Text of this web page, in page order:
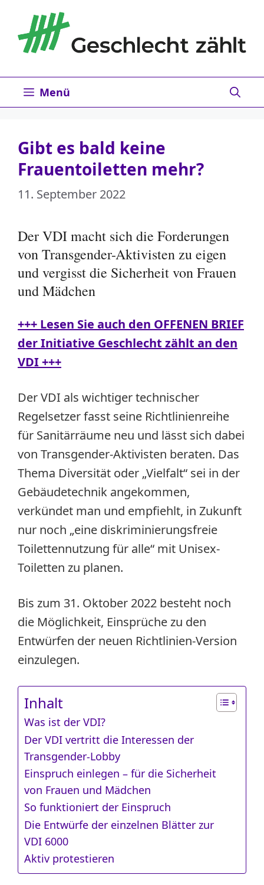
Inhalt
springen
Menü
Gibt es bald keine
Frauentoiletten mehr?
11. September 2022
Der VDI macht sich die Forderungen
von Transgender-Aktivisten zu eigen
und vergisst die Sicherheit von Frauen
und Mädchen
+++ Lesen Sie auch den OFFENEN BRIEF
der Initiative Geschlecht zählt an den
VDI +++
Der VDI als wichtiger technischer
Regelsetzer fasst seine Richtlinienreihe
für Sanitärräume neu und lässt sich dabei
von Transgender-Aktivisten beraten. Das
Thema Diversität oder „Vielfalt“ sei in der
Gebäudetechnik angekommen,
verkündet man und empfiehlt, in Zukunft
nur noch „eine diskriminierungsfreie
Toilettennutzung für alle“ mit Unisex-
Toiletten zu planen.
Bis zum 31. Oktober 2022 besteht noch
die Möglichkeit, Einsprüche zu den
Entwürfen der neuen Richtlinien-Version
einzulegen.
Inhalt
Was ist der VDI?
Der VDI vertritt die Interessen der
Transgender-Lobby
Einspruch einlegen – für die Sicherheit
von Frauen und Mädchen
So funktioniert der Einspruch
Die Entwürfe der einzelnen Blätter zur
VDI 6000
Aktiv protestieren